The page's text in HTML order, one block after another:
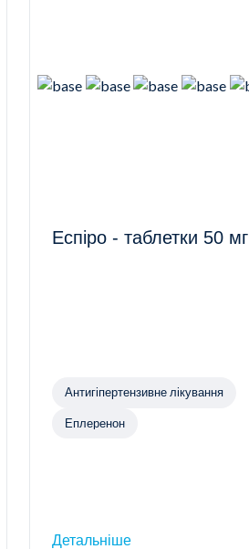
Еспіро - таблетки 50 мг
Антигіпертензивне лікування
Еплеренон
Детальніше